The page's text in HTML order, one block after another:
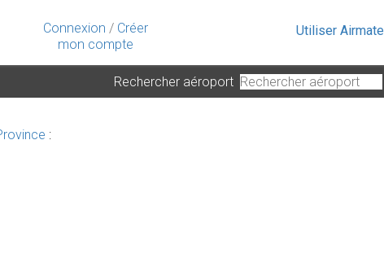
Connexion / Créer
mon compte
Utiliser Airmate
Rechercher aéroport
: